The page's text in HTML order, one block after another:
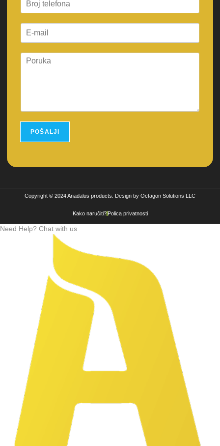
s
t
POŠALJI
Copyright © 2024 Anadalus products. Design by Octagon Solutions LLC
Kako naručiti? Polica privatnosti
Need Help? Chat with us